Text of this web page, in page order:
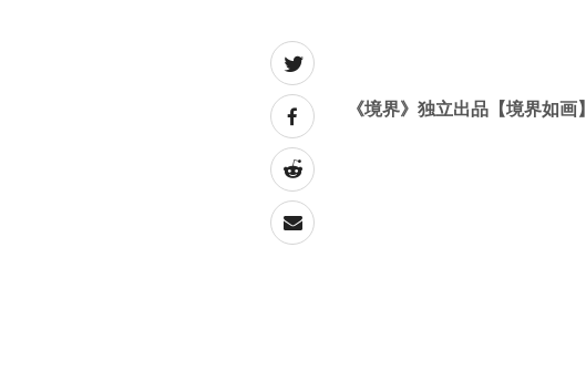
《境界》独立出品【境界如画】